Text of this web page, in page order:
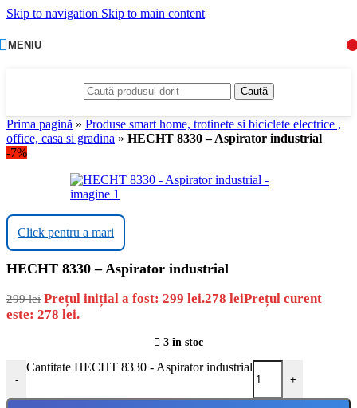
Skip to navigation Skip to main content
MENIU
Caută
Prima pagină » Produse smart home, trotinete si biciclete electrice ,
office, casa si gradina » HECHT 8330 – Aspirator industrial
-7%
Click pentru a mari
HECHT 8330 – Aspirator industrial
299lei Prețul inițial a fost: 299 lei.278 leiPrețul curent
este: 278 lei.
3 în stoc
-
Cantitate HECHT 8330 - Aspirator industrial
+